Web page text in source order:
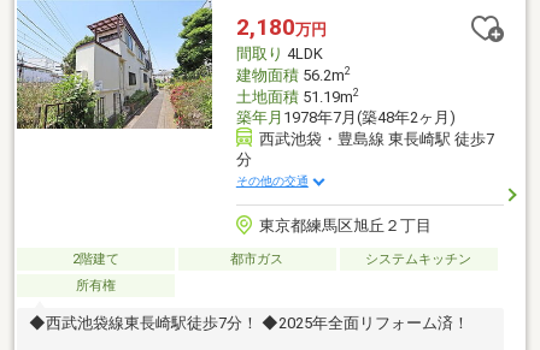
2,180万円
間取り 4LDK
建物面積56.2m2
土地面積51.19m2
築年月 1978年7月(築48年2ヶ月)
西武池袋・豊島線 東長崎駅 徒歩7
分
その他の交通
東京都練馬区旭丘２丁目
2階建て 都市ガス
システムキッチン
所有権
◆西武池袋線東長崎駅徒歩7分！ ◆2025年全面リフォーム済！